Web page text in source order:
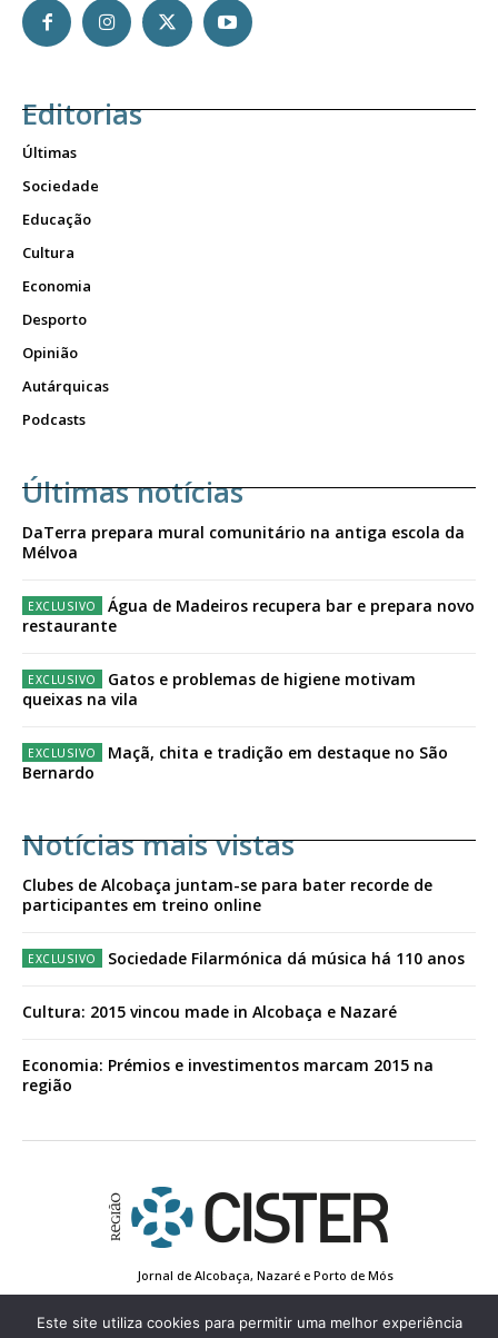
Editorias
Últimas
Sociedade
Educação
Cultura
Economia
Desporto
Opinião
Autárquicas
Podcasts
Últimas notícias
DaTerra prepara mural comunitário na antiga escola da
Mélvoa
Água de Madeiros recupera bar e prepara novo
restaurante
Gatos e problemas de higiene motivam
queixas na vila
Maçã, chita e tradição em destaque no São
Bernardo
Notícias mais vistas
Clubes de Alcobaça juntam-se para bater recorde de
participantes em treino online
Sociedade Filarmónica dá música há 110 anos
Cultura: 2015 vincou made in Alcobaça e Nazaré
Economia: Prémios e investimentos marcam 2015 na
região
Jornal de Alcobaça, Nazaré e Porto de Mós
Conta de Registo
Edição Impressa
Este site utiliza cookies para permitir uma melhor experiência